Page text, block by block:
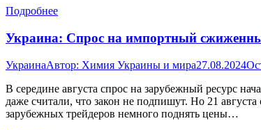
Подробнее
Украина: Спрос на импортный
УкраинаАвтор: Химия Украины и мира27.08.2024
В середине августа спрос на зарубежный ресурс
даже считали, что закон не подпишут. Но 21
зарубежных трейдеров немного поднять цены…